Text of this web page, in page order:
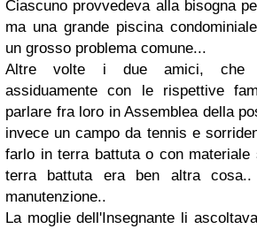
Ciascuno provvedeva alla bisogna
ma una grande piscina
un grosso problema comune...
Altre volte i due amici, che
assiduamente con le rispettive
parlare fra loro in Assemblea della
invece un campo da tennis e
farlo in terra battuta o con
terra battuta era ben altra
manutenzione..
La moglie dell'Insegnante li